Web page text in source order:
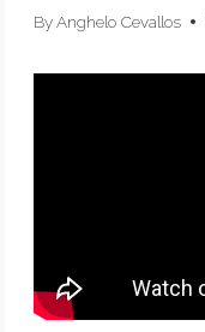
ByAnghelo Cevallos